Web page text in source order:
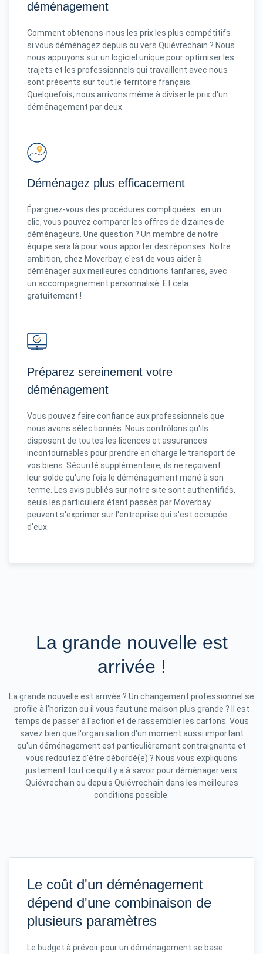
déménagement
Comment obtenons-nous les prix les plus compétitifs
si vous déménagez depuis ou vers Quiévrechain ? Nous
nous appuyons sur un logiciel unique pour optimiser les
trajets et les professionnels qui travaillent avec nous
sont présents sur tout le territoire français.
Quelquefois, nous arrivons même à diviser le prix d'un
déménagement par deux.
Déménagez plus efficacement
Épargnez-vous des procédures compliquées : en un
clic, vous pouvez comparer les offres de dizaines de
déménageurs. Une question ? Un membre de notre
équipe sera là pour vous apporter des réponses. Notre
ambition, chez Moverbay, c'est de vous aider à
déménager aux meilleures conditions tarifaires, avec
un accompagnement personnalisé. Et cela
gratuitement !
Préparez sereinement votre
déménagement
Vous pouvez faire confiance aux professionnels que
nous avons sélectionnés. Nous contrôlons qu'ils
disposent de toutes les licences et assurances
incontournables pour prendre en charge le transport de
vos biens. Sécurité supplémentaire, ils ne reçoivent
leur solde qu'une fois le déménagement mené à son
terme. Les avis publiés sur notre site sont authentifiés,
seuls les particuliers étant passés par Moverbay
peuvent s'exprimer sur l'entreprise qui s'est occupée
d'eux.
La grande nouvelle est
arrivée !
La grande nouvelle est arrivée ? Un changement professionnel se
profile à l'horizon ou il vous faut une maison plus grande ? Il est
temps de passer à l'action et de rassembler les cartons. Vous
savez bien que l'organisation d'un moment aussi important
qu'un déménagement est particulièrement contraignante et
vous redoutez d'être débordé(e) ? Nous vous expliquons
justement tout ce qu'il y a à savoir pour déménager vers
Quiévrechain ou depuis Quiévrechain dans les meilleures
conditions possible.
Le coût d'un déménagement
dépend d'une combinaison de
plusieurs paramètres
Le budget à prévoir pour un déménagement se base